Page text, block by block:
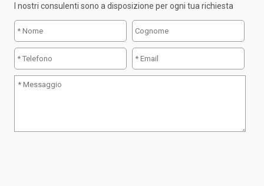
I nostri consulenti sono a disposizione per ogni tua richiesta